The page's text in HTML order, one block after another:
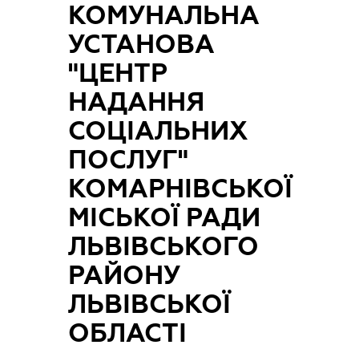
КОМУНАЛЬНА
УСТАНОВА
"ЦЕНТР
НАДАННЯ
СОЦІАЛЬНИХ
ПОСЛУГ"
КОМАРНІВСЬКОЇ
МІСЬКОЇ РАДИ
ЛЬВІВСЬКОГО
РАЙОНУ
ЛЬВІВСЬКОЇ
ОБЛАСТІ